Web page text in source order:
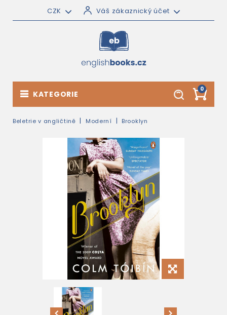
CZK Váš zákaznický účet
0
KATEGORIE
Beletrie v angličtině Moderní Brooklyn